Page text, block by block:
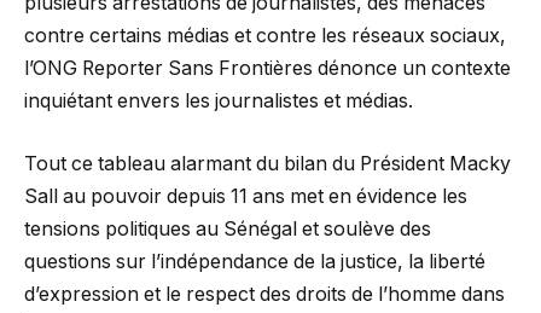
contre certains médias et contre les réseaux sociaux,
l’ONG Reporter Sans Frontières dénonce un contexte
inquiétant envers les journalistes et médias.
Tout ce tableau alarmant du bilan du Président Macky
Sall au pouvoir depuis 11 ans met en évidence les
tensions politiques au Sénégal et soulève des
questions sur l’indépendance de la justice, la liberté
d’expression et le respect des droits de l’homme dans